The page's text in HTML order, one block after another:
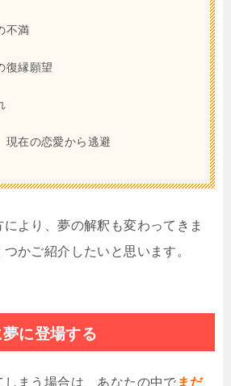
不満
復縁願望
現在の恋愛から逃避
より、夢の解釈も変わってきま
かご紹介したいと思います。
に登場する
まう場合は、あなたの中で まだ